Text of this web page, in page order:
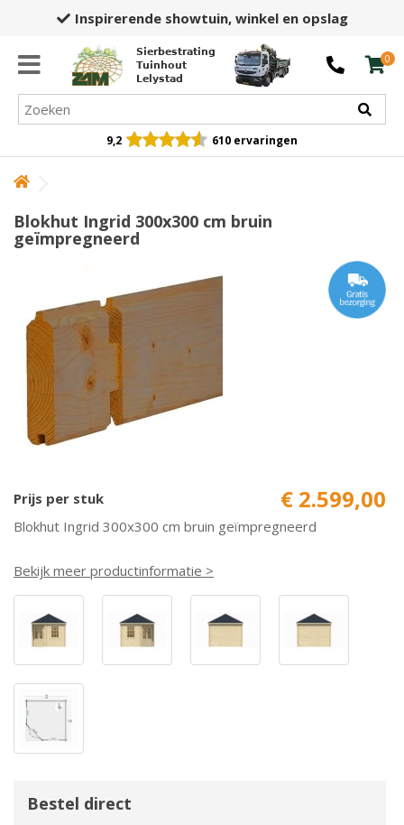
Inspirerende showtuin,winkel en opslag
Sierbestrating
Tuinhout
Lelystad
0
9,2 610 ervaringen
Blokhut Ingrid 300x300 cm bruin
geïmpregneerd
Prijs per stuk € 2.599,00
Blokhut Ingrid 300x300 cm bruin geïmpregneerd
Bekijk meer productinformatie >
Bestel direct